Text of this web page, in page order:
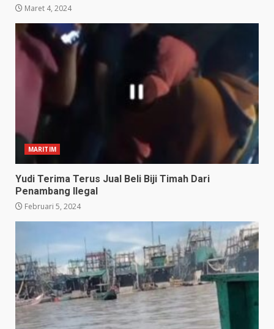
Maret 4, 2024
MARITIM
Yudi Terima Terus Jual Beli Biji Timah Dari
Penambang Ilegal
Februari 5, 2024